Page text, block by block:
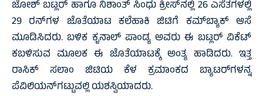
ಜೋಶ್ ಬಟ್ಲರ್ ಹಾಗೂ ನಿಶಾಂತ್ ಸಿಂಧು ಕ್ರೀಸ್‌ನಲ್ಲಿ 26 ಎಸೆತಗಳಲ್ಲಿ
29 ರನ್‌ಗಳ ಜೊತೆಯಾಟ ಕಲೆಹಾಕಿ ಜಿಟಿಗೆ ಕಮ್‌ಬ್ಯಾಕ್ ಆಸೆ
ಮೂಡಿಸಿದರು. ಬಳಿಕ ಕೃನಾಲ್ ಪಾಂಡ್ಯ ಅವರು ಈ ಬಟ್ಲರ್ ವಿಕೆಟ್
ಕಬಳಿಸುವ ಮೂಲಕ ಈ ಜೊತೆಯಾಟಕ್ಕೆ ಅಂತ್ಯ ಹಾಡಿದರು. ಇತ್ತ
ರಾಸಿಕ್ ಸಲಾಂ ಜಿಟಿಯ ಕೆಳ ಕ್ರಮಾಂಕದ ಬ್ಯಾಟರ್‌ಗಳನ್ನ
ಪೆವಿಲಿಯನ್‌ಗಟ್ಟುವಲ್ಲಿ ಯಶಸ್ವಿಯಾದರು.